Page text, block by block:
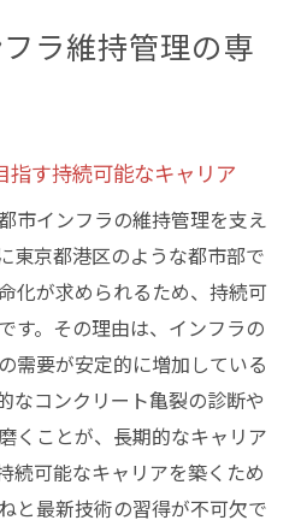
ラ維持管理の専
指す持続可能なキャリア
市インフラの維持管理を支え
東京都港区のような都市部で
化が求められるため、持続可
す。その理由は、インフラの
需要が安定的に増加している
なコンクリート亀裂の診断や
くことが、長期的なキャリア
続可能なキャリアを築くため
と最新技術の習得が不可欠で